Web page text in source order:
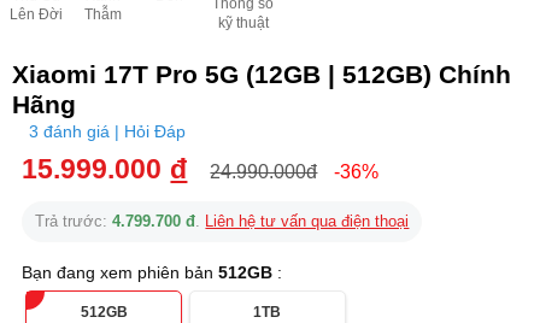
Lên Đời
Thẫm
Thông số
kỹ thuật
Xiaomi 17T Pro 5G (12GB | 512GB) Chính
Hãng
3 đánh giá | Hỏi Đáp
15.999.000 đ 24.990.000đ -36%
Trả trước:4.799.700 đ. Liên hệ tư vấn qua điện thoại
Bạn đang xem phiên bản512GB :
512GB
1TB